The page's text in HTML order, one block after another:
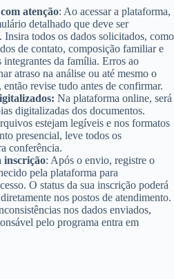
atenção: Ao acessar a plataforma,
detalhado que deve ser
Insira todos os dados solicitados, como
de contato, composição familiar e
integrantes da família. Erros ao
atraso na análise ou até mesmo o
revise tudo antes de confirmar.
Na plataforma online, será
digitalizadas dos documentos.
estejam legíveis e nos formatos
presencial, leve todos os
conferência.
inscrição: Após o envio, registre o
pela plataforma para
O status da sua inscrição poderá
nos postos de atendimento.
nos dados enviados,
pelo programa entra em